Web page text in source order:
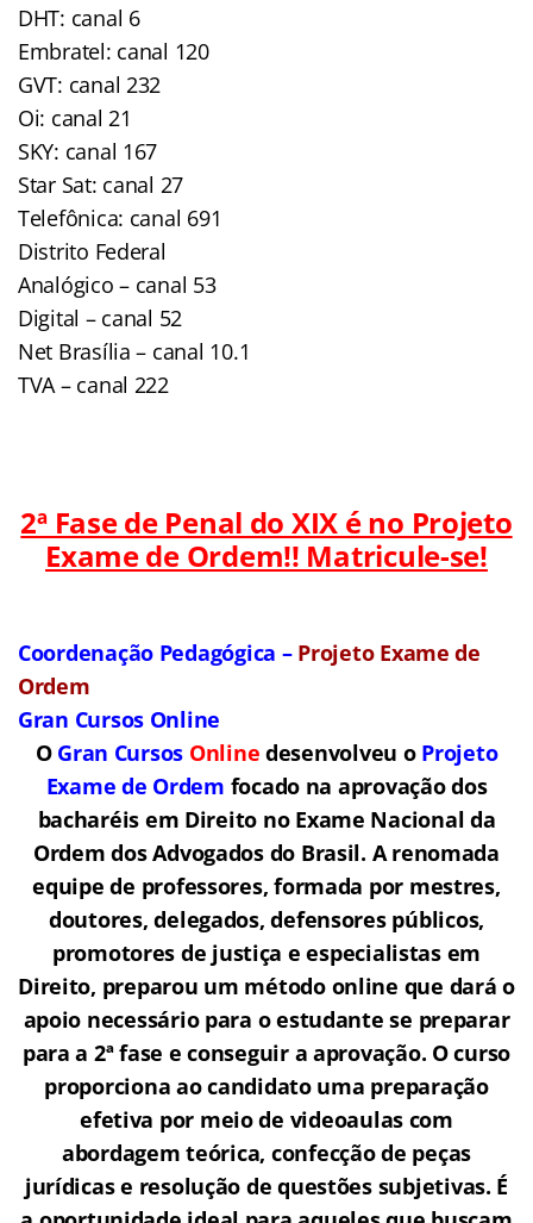
DHT: canal 6
Embratel: canal 120
GVT: canal 232
Oi: canal 21
SKY: canal 167
Star Sat: canal 27
Telefônica: canal 691
Distrito Federal
Analógico – canal 53
Digital – canal 52
Net Brasília – canal 10.1
TVA – canal 222
2ª Fase de Penal do XIX é no Projeto
Exame de Ordem!! Matricule-se!
Coordenação Pedagógica – Projeto Exame de
Ordem
Gran Cursos Online
O Gran Cursos Online desenvolveu o Projeto
Exame de Ordem focado na aprovação dos
bacharéis em Direito no Exame Nacional da
Ordem dos Advogados do Brasil. A renomada
equipe de professores, formada por mestres,
doutores, delegados, defensores públicos,
promotores de justiça e especialistas em
Direito, preparou um método online que dará o
apoio necessário para o estudante se preparar
para a 2ª fase e conseguir a aprovação. O curso
proporciona ao candidato uma preparação
efetiva por meio de videoaulas com
abordagem teórica, confecção de peças
jurídicas e resolução de questões subjetivas. É